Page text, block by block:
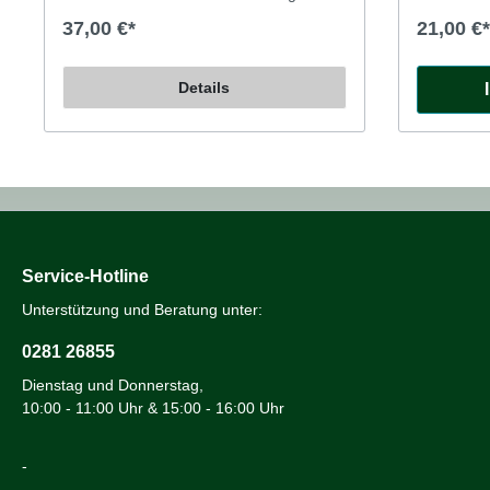
das BMC-Grün ist genau das dunkle oliv
usw., das Metallic Grün ist das korrekte
helle Grün für MGC, 1275er Sprite und
Midget, und für Austin-Healey. Grosse
500ml-Dose.
37,00 €*
Details
schöne
unsere
21,00 €*
Service-Hotline
Unterstützung und Beratung unter:
0281 26855
Dienstag und Donnerstag,
10:00 - 11:00 Uhr & 15:00 - 16:00 Uhr
-